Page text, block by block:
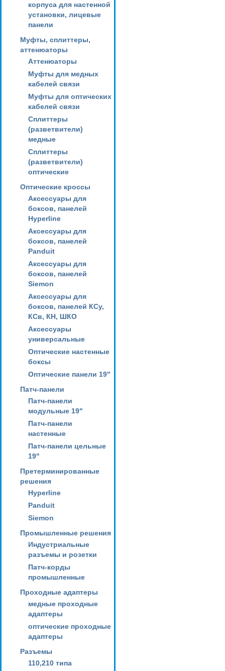
корпуса для настенной
установки, лицевые
панели
Муфты, сплиттеры,
аттенюаторы
Аттенюаторы
Муфты для медных
кабелей связи
Муфты для оптических
кабелей связи
Сплиттеры
(разветвители)
медные
Сплиттеры
(разветвители)
оптические
Оптические кроссы
Аксессуары для
боксов, панелей
Hyperline
Аксессуары для
боксов, панелей
Panduit
Аксессуары для
боксов, панелей
Siemon
Аксессуары для
боксов, панелей КСу,
КСв, КН, ШКО
Аксессуары
универсальные
Оптические настенные
боксы
Оптические панели 19"
Патч-панели
Патч-панели
модульные 19"
Патч-панели
настенные
Патч-панели цельные
19"
Претерминированные
решения
Hyperline
Panduit
Siemon
Промышленные решения
Индустриальные
разъемы и розетки
Патч-корды
промышленные
Проходные адаптеры
медные проходные
адаптеры
оптические проходные
адаптеры
Разъемы
110,210 типа